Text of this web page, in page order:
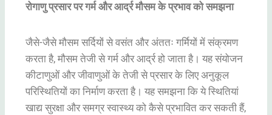
रोगाणु प्रसार पर गर्म और आर्द्र मौसम के प्रभाव को समझना
जैसे-जैसे मौसम सर्दियों से वसंत और अंततः गर्मियों में संक्रमण
करता है, मौसम तेजी से गर्म और आर्द्र हो जाता है। यह संयोजन
कीटाणुओं और जीवाणुओं के तेजी से प्रसार के लिए अनुकूल
परिस्थितियों का निर्माण करता है। यह समझना कि ये स्थितियां
खाद्य सुरक्षा और समग्र स्वास्थ्य को कैसे प्रभावित कर सकती हैं,